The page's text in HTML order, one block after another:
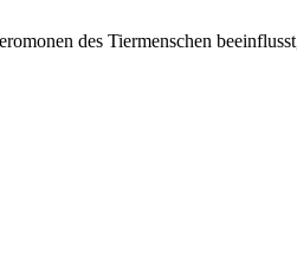
des Tiermenschen